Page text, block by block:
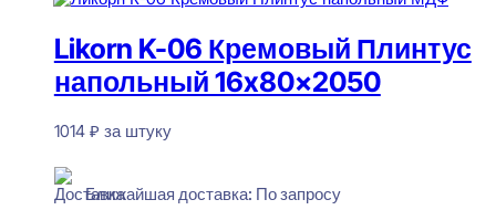
Likorn K-06 Кремовый Плинтус
напольный 16x80x2050
1014 ₽ за штуку
Ближайшая доставка: По запросу